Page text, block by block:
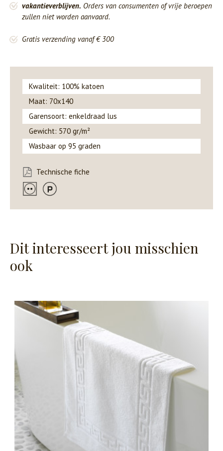
vakantieverblijven. Orders van consumenten of vrije beroepen
zullen niet worden aanvaard.
Gratis verzending vanaf € 300
Kwaliteit: 100% katoen
Maat: 70x140
Garensoort: enkeldraad lus
Gewicht: 570 gr/m²
Wasbaar op 95 graden
Technische fiche
Dit interesseert jou misschien
ook